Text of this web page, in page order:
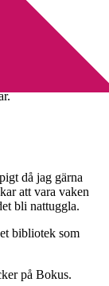
då jag gärna
att vara vaken
bli nattuggla.
bibliotek som
på Bokus.